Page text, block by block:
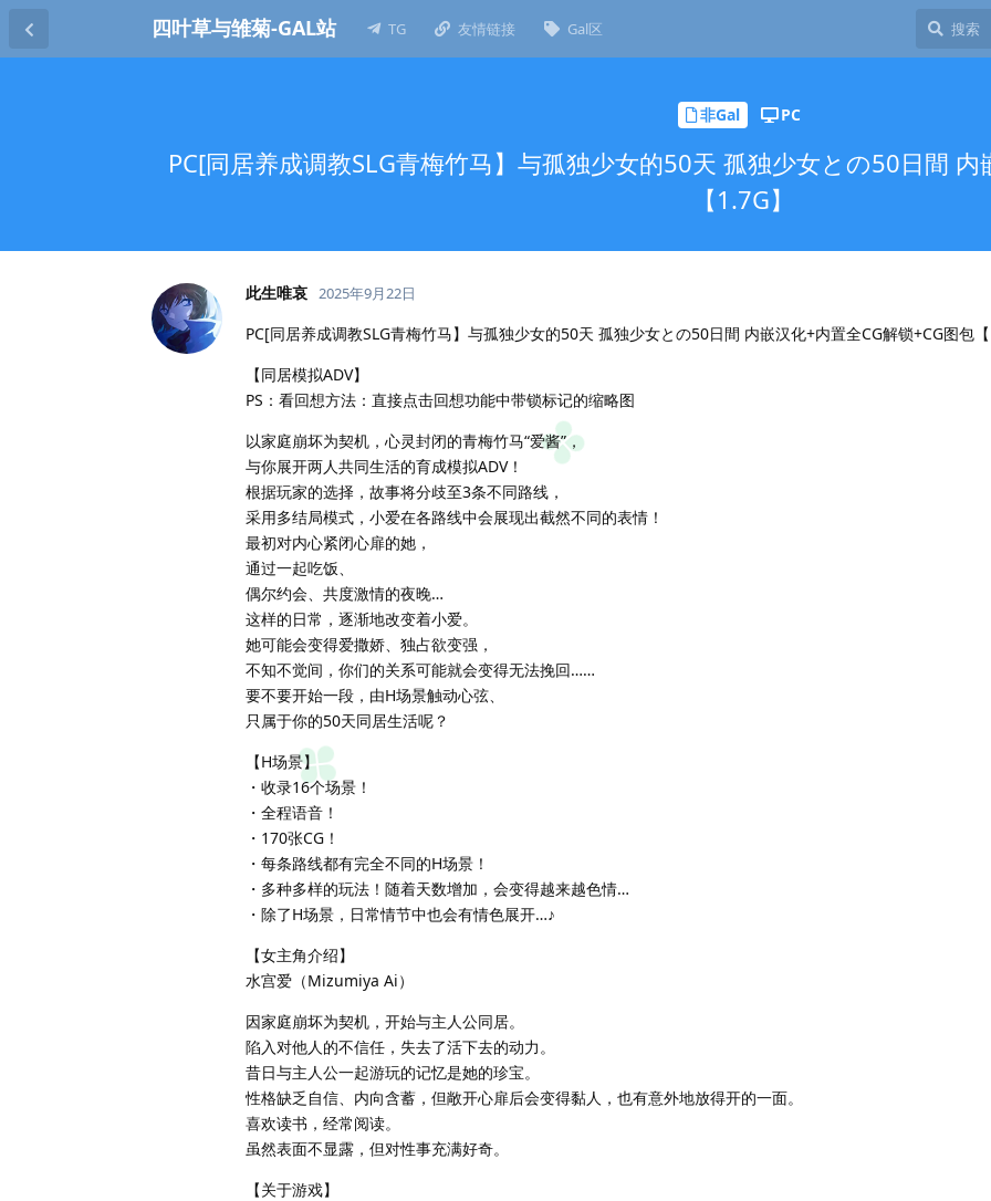
四叶草与雏菊-GAL站 TG 友情链接 Gal区
非Gal PC
PC[同居养成调教SLG青梅竹马】与孤独少女的50天 孤独少女との50日間 内
【1.7G】
此生唯哀 2025年9月22日
PC[同居养成调教SLG青梅竹马】与孤独少女的50天 孤独少女との50日間 内嵌汉化+内置全CG解锁+CG图包
【同居模拟ADV】
PS：看回想方法：直接点击回想功能中带锁标记的缩略图
以家庭崩坏为契机，心灵封闭的青梅竹马“爱酱”，
与你展开两人共同生活的育成模拟ADV！
根据玩家的选择，故事将分歧至3条不同路线，
采用多结局模式，小爱在各路线中会展现出截然不同的表情！
最初对内心紧闭心扉的她，
通过一起吃饭、
偶尔约会、共度激情的夜晚…
这样的日常，逐渐地改变着小爱。
她可能会变得爱撒娇、独占欲变强，
不知不觉间，你们的关系可能就会变得无法挽回……
要不要开始一段，由H场景触动心弦、
只属于你的50天同居生活呢？
【H场景】
・收录16个场景！
・全程语音！
・170张CG！
・每条路线都有完全不同的H场景！
・多种多样的玩法！随着天数增加，会变得越来越色情…
・除了H场景，日常情节中也会有情色展开…♪
【女主角介绍】
水宫爱（Mizumiya Ai）
因家庭崩坏为契机，开始与主人公同居。
陷入对他人的不信任，失去了活下去的动力。
昔日与主人公一起游玩的记忆是她的珍宝。
性格缺乏自信、内向含蓄，但敞开心扉后会变得黏人，也有意外地放得开的一面。
喜欢读书，经常阅读。
虽然表面不显露，但对性事充满好奇。
【关于游戏】